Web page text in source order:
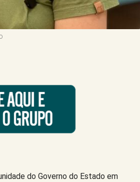
do Governo do Estado em